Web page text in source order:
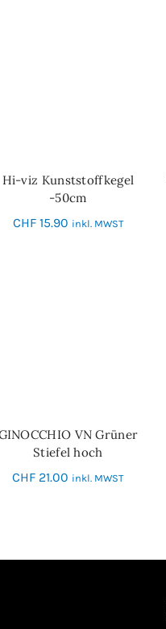
IN DEN WARENKORB
Hi-viz Kunststoffkegel
-50cm
CHF15.90 inkl. MWST
SCHNELL-EINKAUF
VN Grüner
Stiefel hoch
CHF 21.00 inkl. MWST